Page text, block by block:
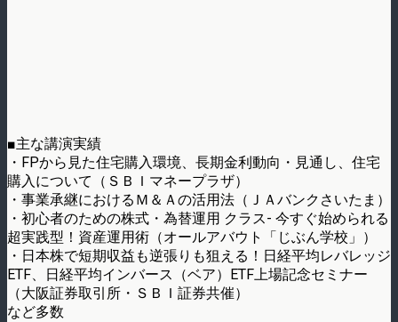
■主な講演実績
・FPから見た住宅購入環境、長期金利動向・見通し、住宅
購入について（ＳＢＩマネープラザ）
・事業承継におけるＭ＆Ａの活用法（ＪＡバンクさいたま）
・初心者のための株式・為替運用 クラス- 今すぐ始められる
超実践型！資産運用術（オールアバウト「じぶん学校」）
・日本株で短期収益も逆張りも狙える！日経平均レバレッジ
ETF、日経平均インバース（ベア）ETF上場記念セミナー
（大阪証券取引所・ＳＢＩ証券共催）
など多数